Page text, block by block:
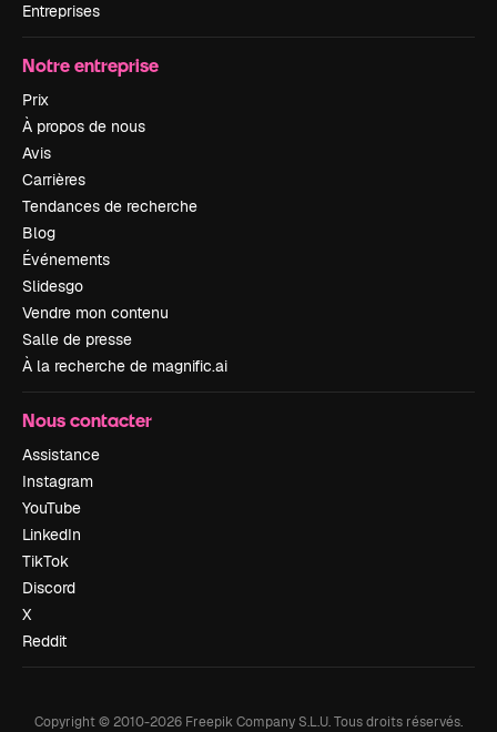
Entreprises
Notre entreprise
Prix
À propos de nous
Avis
Carrières
Tendances de recherche
Blog
Événements
Slidesgo
Vendre mon contenu
Salle de presse
À la recherche de magnific.ai
Nous contacter
Assistance
Instagram
YouTube
LinkedIn
TikTok
Discord
X
Reddit
Copyright © 2010-2026 Freepik Company S.L.U.Tous droits réservés.